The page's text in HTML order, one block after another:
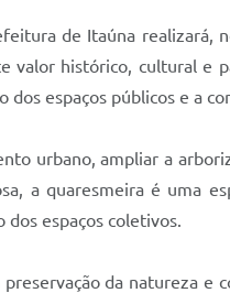
de Itaúna
valor histórico, cultural e
espaços públicos e a
urbano, ampliar a
a quaresmeira é uma
dos espaços coletivos.
da natureza e